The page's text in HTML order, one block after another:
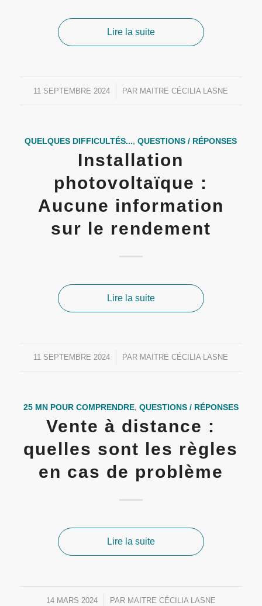
Lire la suite
11 SEPTEMBRE 2024
/ PAR MAITRE CÉCILIA LASNE
QUELQUES DIFFICULTÉS...,QUESTIONS / RÉPONSES
Installation
photovoltaïque :
Aucune information
sur le rendement
Lire la suite
11 SEPTEMBRE 2024
/ PAR MAITRE CÉCILIA LASNE
25 MN POUR COMPRENDRE, QUESTIONS / RÉPONSES
Vente à distance :
quelles sont les règles
en cas de problème
Lire la suite
14 MARS 2024
/ PAR MAITRE CÉCILIA LASNE